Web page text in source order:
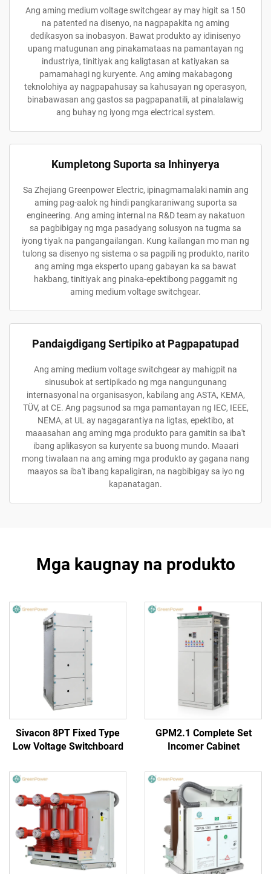
Ang aming medium voltage switchgear ay may higit sa 150
na patented na disenyo, na nagpapakita ng aming
dedikasyon sa inobasyon. Bawat produkto ay idinisenyo
upang matugunan ang pinakamataas na pamantayan ng
industriya, tinitiyak ang kaligtasan at katiyakan sa
pamamahagi ng kuryente. Ang aming makabagong
teknolohiya ay nagpapahusay sa kahusayan ng operasyon,
binabawasan ang gastos sa pagpapanatili, at pinalalawig
ang buhay ng iyong mga electrical system.
Kumpletong Suporta sa Inhinyerya
Sa Zhejiang Greenpower Electric, ipinagmamalaki namin ang
aming pag-aalok ng hindi pangkaraniwang suporta sa
engineering. Ang aming internal na R&D team ay nakatuon
sa pagbibigay ng mga pasadyang solusyon na tugma sa
iyong tiyak na pangangailangan. Kung kailangan mo man ng
tulong sa disenyo ng sistema o sa pagpili ng produkto, narito
ang aming mga eksperto upang gabayan ka sa bawat
hakbang, tinitiyak ang pinaka-epektibong paggamit ng
aming medium voltage switchgear.
Pandaigdigang Sertipiko at Pagpapatupad
Ang aming medium voltage switchgear ay mahigpit na
sinusubok at sertipikado ng mga nangungunang
internasyonal na organisasyon, kabilang ang ASTA, KEMA,
TÜV, at CE. Ang pagsunod sa mga pamantayan ng IEC, IEEE,
NEMA, at UL ay nagagarantiya na ligtas, epektibo, at
maaasahan ang aming mga produkto para gamitin sa iba't
ibang aplikasyon sa kuryente sa buong mundo. Maaari
mong tiwalaan na ang aming mga produkto ay gagana nang
maayos sa iba't ibang kapaligiran, na nagbibigay sa iyo ng
kapanatagan.
Mga kaugnay na produkto
Sivacon 8PT Fixed Type
Low Voltage Switchboard
GPM2.1 Complete Set
Incomer Cabinet